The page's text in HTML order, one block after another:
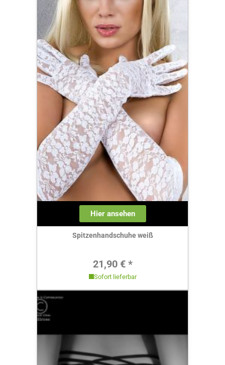
Hier ansehen
Spitzenhandschuhe weiß
Regulärer Preis:
21,90 € *
Sofort lieferbar